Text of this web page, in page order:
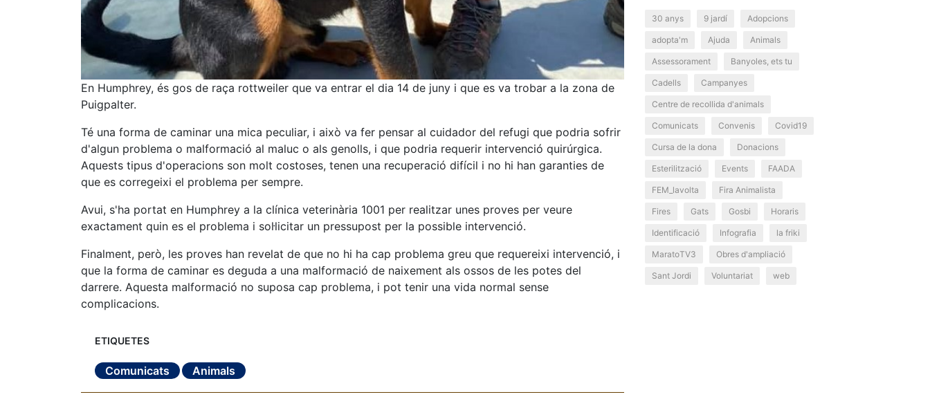
En Humphrey, és gos de raça rottweiler que va entrar el dia 14 de juny i que es va trobar a la zona de
Puigpalter.
Té una forma de caminar una mica peculiar, i això va fer pensar al cuidador del refugi que podria sofrir
d'algun problema o malformació al maluc o als genolls, i que podria requerir intervenció quirúrgica.
Aquests tipus d'operacions son molt costoses, tenen una recuperació difícil i no hi han garanties de
que es corregeixi el problema per sempre.
Avui, s'ha portat en Humphrey a la clínica veterinària 1001 per realitzar unes proves per veure
exactament quin es el problema i sol·licitar un pressupost per la possible intervenció.
Finalment, però, les proves han revelat de que no hi ha cap problema greu que requereixi intervenció, i
que la forma de caminar es deguda a una malformació de naixement als ossos de les potes del
darrere. Aquesta malformació no suposa cap problema, i pot tenir una vida normal sense
complicacions.
ETIQUETES
Comunicats Animals
30 anys 9 jardí Adopcions
adopta'm Ajuda Animals
Assessorament Banyoles, ets tu
Cadells Campanyes
Centre de recollida d'animals
Comunicats Convenis Covid19
Cursa de la dona Donacions
Esterilització Events FAADA
FEM_lavolta Fira Animalista
Fires Gats Gosbi Horaris
Identificació Infografia la friki
MaratoTV3 Obres d'ampliació
Sant Jordi Voluntariat web